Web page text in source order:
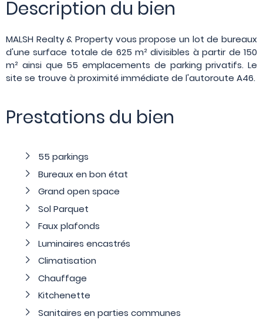
Description du bien
MALSH Realty & Property vous propose un lot de bureaux
d'une surface totale de 625 m² divisibles à partir de 150
m² ainsi que 55 emplacements de parking privatifs. Le
site se trouve à proximité immédiate de l'autoroute A46.
Prestations du bien
55 parkings
Bureaux en bon état
Grand open space
Sol Parquet
Faux plafonds
Luminaires encastrés
Climatisation
Chauffage
Kitchenette
Sanitaires en parties communes